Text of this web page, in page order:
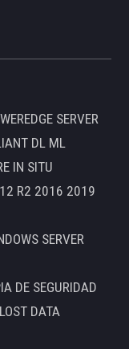
SERVER
DL ML
IN SITU
R2 2016 2019
SERVER
DE SEGURIDAD
DATA